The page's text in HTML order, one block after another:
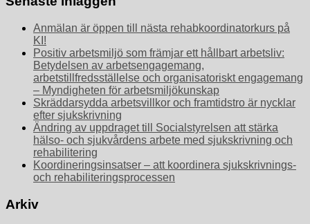
Anmälan är öppen till nästa rehabkoordinatorkurs på
KI!
Positiv arbetsmiljö som främjar ett hållbart arbetsliv:
Betydelsen av arbetsengagemang,
arbetstillfredsställelse och organisatoriskt engagemang
– Myndigheten för arbetsmiljökunskap
Skräddarsydda arbetsvillkor och framtidstro är nycklar
efter sjukskrivning
Ändring av uppdraget till Socialstyrelsen att stärka
hälso- och sjukvårdens arbete med sjukskrivning och
rehabilitering
Koordineringsinsatser – att koordinera sjukskrivnings-
och rehabiliteringsprocessen
Arkiv